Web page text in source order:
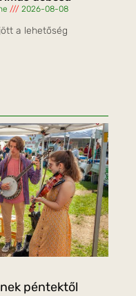
2026-08-08
a lehetőség
péntektől